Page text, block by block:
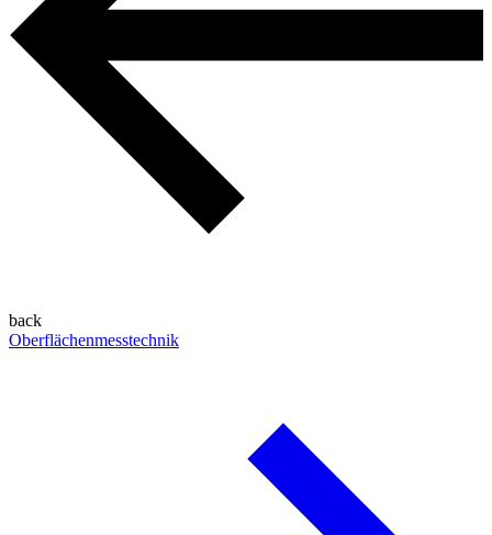
back
Oberflächenmesstechnik